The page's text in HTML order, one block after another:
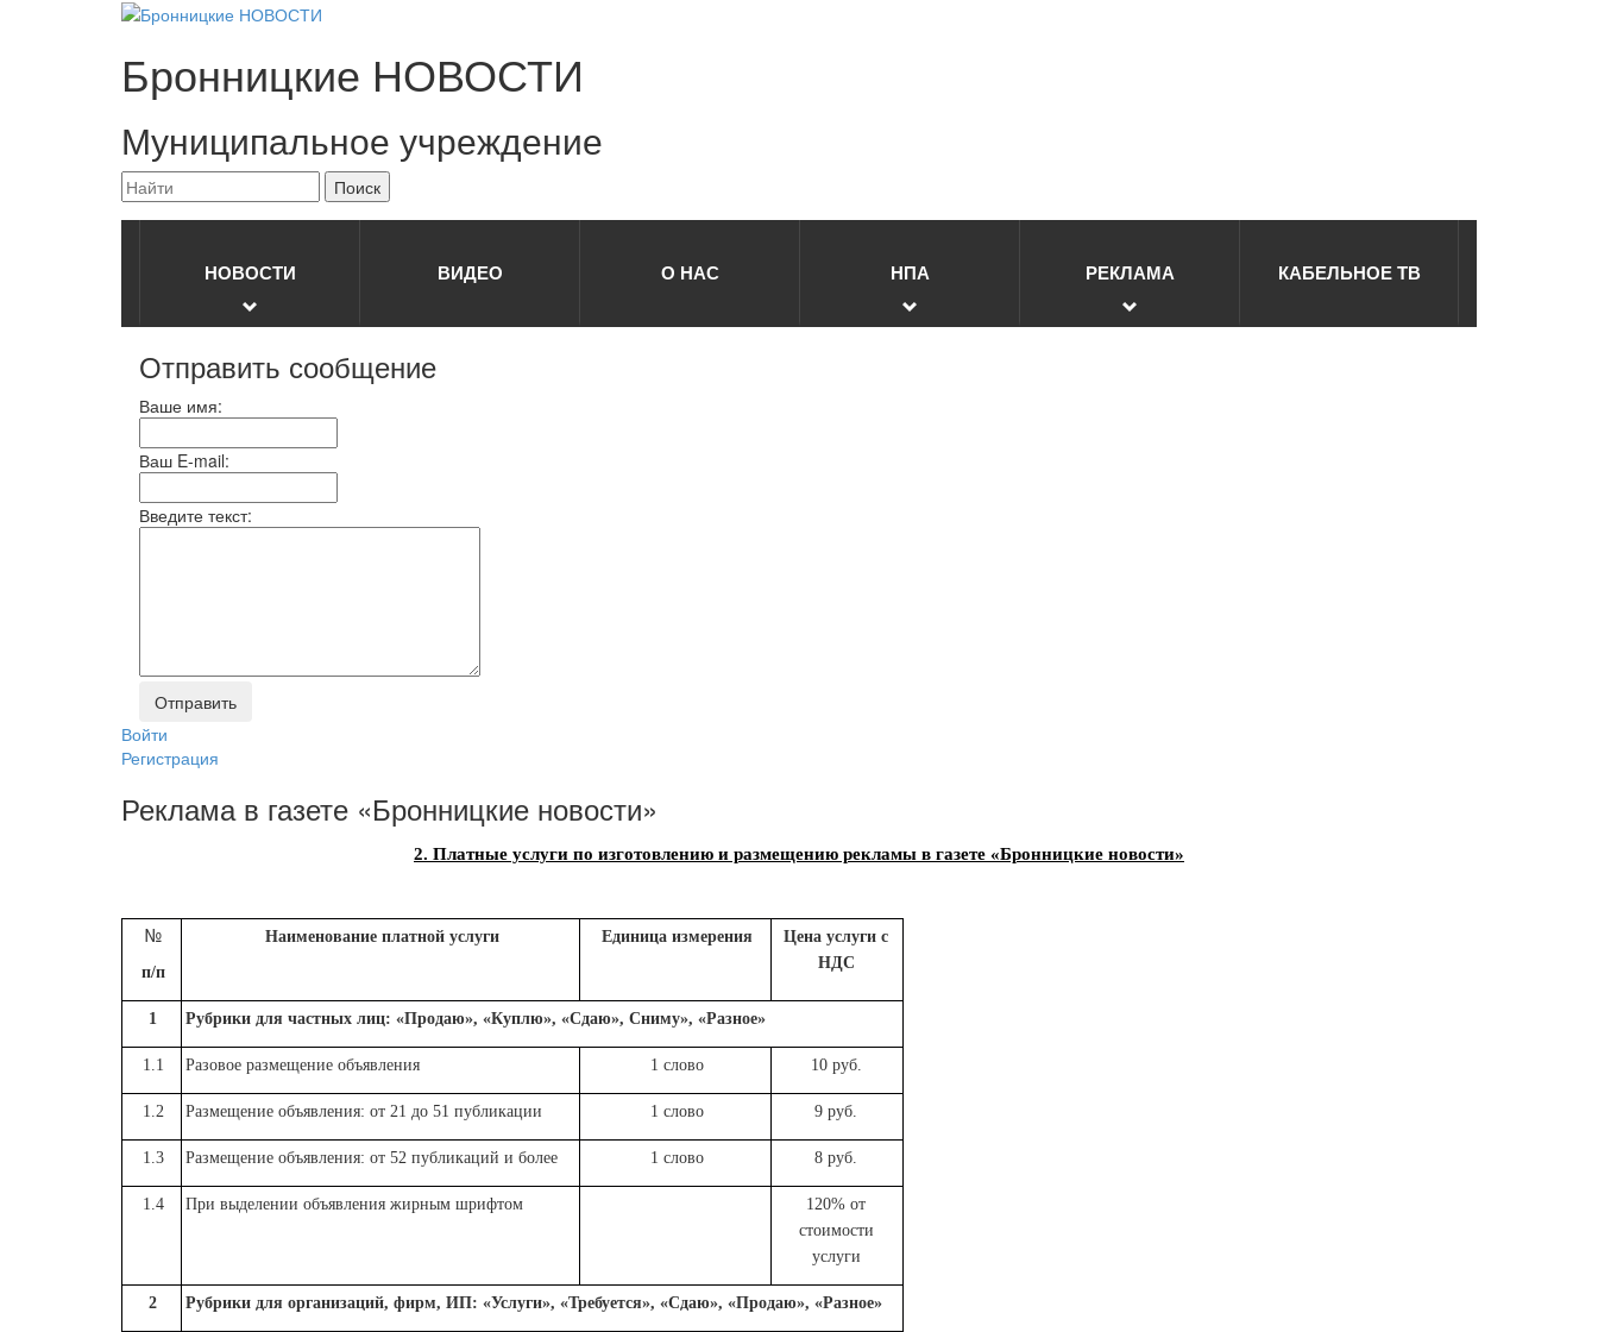
Бронницкие НОВОСТИ
Муниципальное учреждение
НОВОСТИ ВИДЕО О НАС НПА РЕКЛАМА КАБЕЛЬНОЕ ТВ
Отправить сообщение
Ваше имя:
Ваш E-mail:
Введите текст:
Войти
Регистрация
Реклама в газете «Бронницкие новости»
2. Платные услуги по изготовлению и размещению рекламы в газете «Бронницкие новости»
№
п/п
Наименование платной услуги Единица измерения
Цена услуги с
НДС
1 Рубрики для частных лиц: «Продаю», «Куплю», «Сдаю», Сниму», «Разное»
1.1 Разовое размещение объявления 1 слово 10 руб.
1.2 Размещение объявления: от 21 до 51 публикации 1 слово 9 руб.
1.3 Размещение объявления: от 52 публикаций и более 1 слово 8 руб.
1.4 При выделении объявления жирным шрифтом
120% от
стоимости
услуги
2 Рубрики для организаций, фирм, ИП: «Услуги», «Требуется», «Сдаю», «Продаю», «Разное»